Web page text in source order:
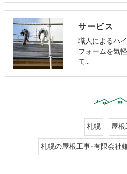
サービス
職人によるハ
フォームを気
て…
札幌
屋
札幌の屋根工事･有限会社